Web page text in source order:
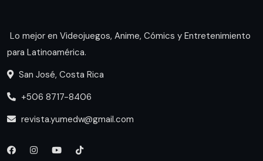
Lo mejor en Videojuegos, Anime, Cómics y Entretenimiento
para Latinoamérica.
San José, Costa Rica
+506 8717-8406
revista.yumedw@gmail.com